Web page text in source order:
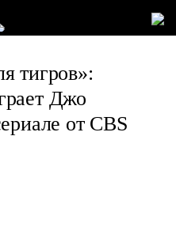
тигров»:
Джо
от CBS